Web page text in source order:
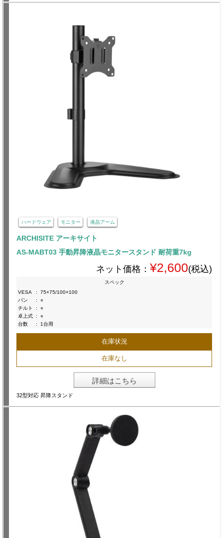
ハードウェア モニター 液晶アーム
ARCHISITE アーキサイト
AS-MABT03 手動昇降液晶モニタースタンド 耐荷重7kg
ネット価格： ¥2,600(税込)
スペック
VESA
:
75×75/100×100
パン
:
○
チルト
:
○
卓上式 :
○
台数
: 1台用
在庫状況
在庫なし
詳細はこちら
32型対応 昇降スタンド